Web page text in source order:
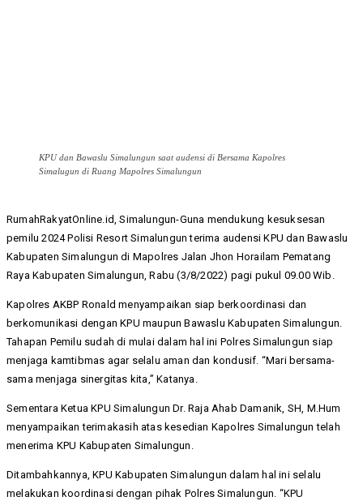
KPU dan Bawaslu Simalungun saat audensi di Bersama Kapolres
Simalugun di Ruang Mapolres Simalungun
RumahRakyatOnline.id, Simalungun-Guna mendukung kesuksesan
pemilu 2024 Polisi Resort Simalungun terima audensi KPU dan Bawaslu
Kabupaten Simalungun di Mapolres Jalan Jhon Horailam Pematang
Raya Kabupaten Simalungun, Rabu (3/8/2022) pagi pukul 09.00 Wib.
Kapolres AKBP Ronald menyampaikan siap berkoordinasi dan
berkomunikasi dengan KPU maupun Bawaslu Kabupaten Simalungun.
Tahapan Pemilu sudah di mulai dalam hal ini Polres Simalungun siap
menjaga kamtibmas agar selalu aman dan kondusif. “Mari bersama-
sama menjaga sinergitas kita,” Katanya.
Sementara Ketua KPU Simalungun Dr. Raja Ahab Damanik, SH, M.Hum
menyampaikan terimakasih atas kesedian Kapolres Simalungun telah
menerima KPU Kabupaten Simalungun.
Ditambahkannya, KPU Kabupaten Simalungun dalam hal ini selalu
melakukan koordinasi dengan pihak Polres Simalungun. “KPU